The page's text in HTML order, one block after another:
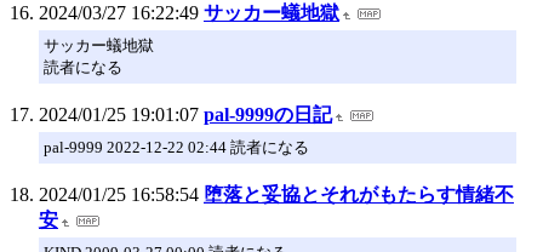
2024/03/27 16:22:49 サッカー蟻地獄
サッカー蟻地獄
読者になる
2024/01/25 19:01:07 pal-9999の日記
pal-9999 2022-12-22 02:44 読者になる
2024/01/25 16:58:54 堕落と妥協とそれがもたらす情緒不
安